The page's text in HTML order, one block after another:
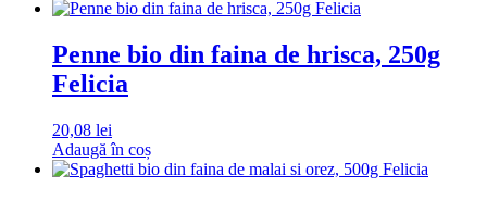
Penne bio din faina de hrisca, 250g
Felicia
20,08 lei
Adaugă în coș